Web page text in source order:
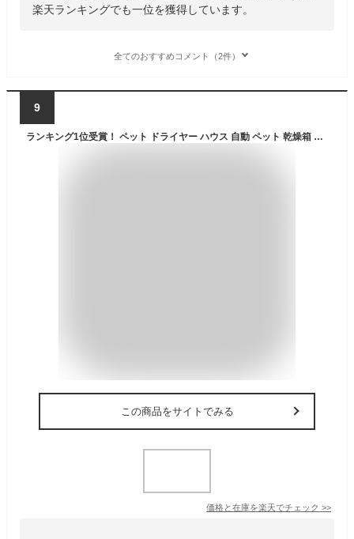
楽天ランキングでも一位を獲得しています。
全てのおすすめコメント（2件）
9
ランキング1位受賞！ ペット ドライヤー ハウス 自動 ペット 乾燥箱 犬 猫 急速乾燥ケース 静音 ペット用ドライヤー お手入れ簡単 ハンズフリー ドライヤーボックス 日本規格 PSE取得 温度調整 ポカポカ ドライヤールーム
この商品をサイトでみる
価格と在庫を楽天でチェック >>